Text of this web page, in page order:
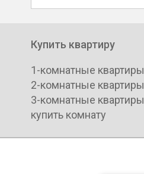
Купить квартиру
1-комнатные квартиры
2-комнатные квартиры
3-комнатные квартиры
купить комнату